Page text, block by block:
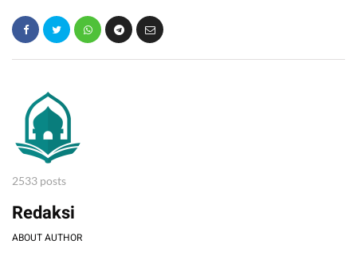
2533 posts
Redaksi
ABOUT AUTHOR